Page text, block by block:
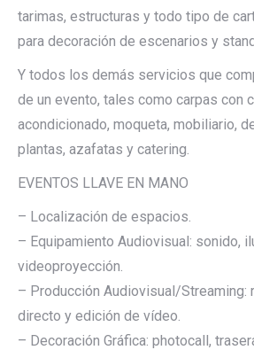
tarimas, estructuras y todo tipo de
para decoración de escenarios y
Y todos los demás servicios que
de un evento, tales como carpas con
acondicionado, moqueta, mobiliario,
plantas, azafatas y catering.
EVENTOS LLAVE EN MANO
– Localización de espacios.
– Equipamiento Audiovisual: sonido,
videoproyección.
– Producción Audiovisual/Streaming:
directo y edición de vídeo.
– Decoración Gráfica: photocall,